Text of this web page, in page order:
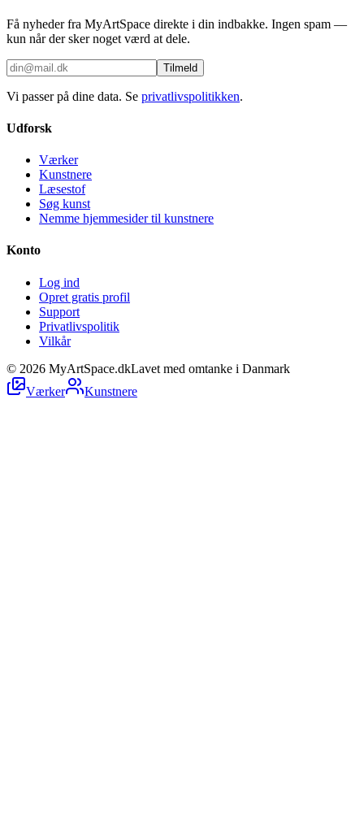
Få nyheder fra MyArtSpace direkte i din indbakke. Ingen spam —
kun når der sker noget værd at dele.
Tilmeld
Vi passer på dine data. Se privatlivspolitikken.
Udforsk
Værker
Kunstnere
Læsestof
Søg kunst
Nemme hjemmesider til kunstnere
Konto
Log ind
Opret gratis profil
Support
Privatlivspolitik
Vilkår
© 2026 MyArtSpace.dkLavet med omtanke i Danmark
Værker
Kunstnere